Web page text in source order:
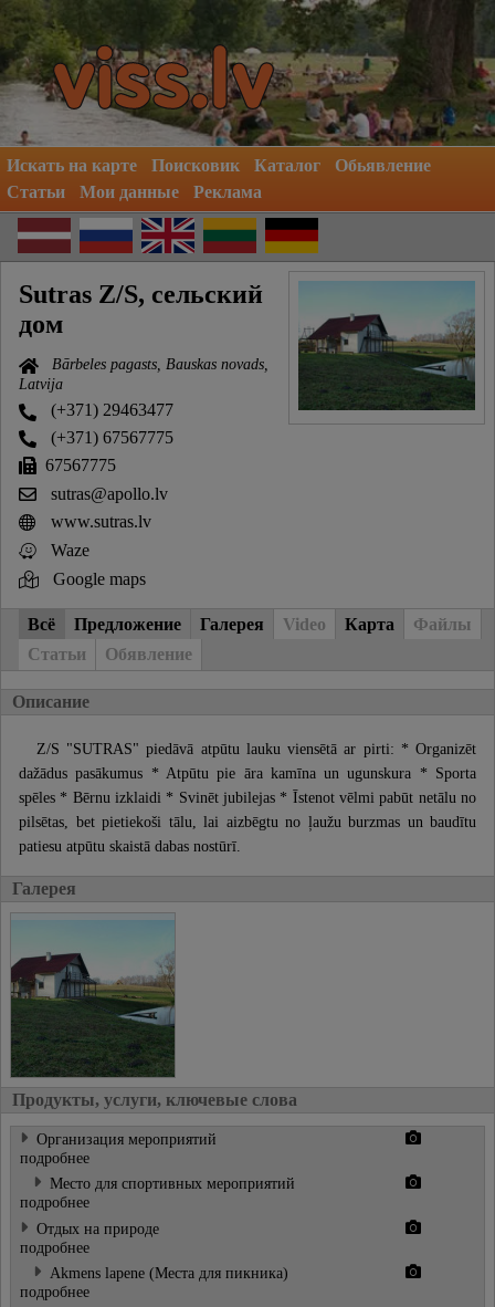
Искать на карте Поисковик Каталог
Обьявление
Статьи
Мои данные Реклама
Sutras Z/S, сельский
дом
Bārbeles pagasts, Bauskas novads,
Latvija
(+371) 29463477
(+371) 67567775
67567775
sutras@apollo.lv
www.sutras.lv
Waze
Google maps
Всё Предложение Галерея Video Карта
Файлы
Статьи
Обявление
Описание
Z/S "SUTRAS" piedāvā atpūtu lauku viensētā ar pirti: * Organizēt
dažādus pasākumus * Atpūtu pie āra kamīna un ugunskura * Sporta
spēles * Bērnu izklaidi * Svinēt jubilejas * Īstenot vēlmi pabūt netālu no
pilsētas, bet pietiekoši tālu, lai aizbēgtu no ļaužu burzmas un baudītu
patiesu atpūtu skaistā dabas nostūrī.
Галерея
Продукты, услуги, ключевые слова
Организация мероприятий
подробнее
Место для спортивных мероприятий
подробнее
Отдых на природе
подробнее
Akmens lapene (Места для пикника)
подробнее